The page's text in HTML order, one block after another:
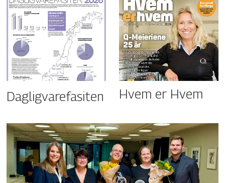
Dagligvarefasiten Hvem er Hvem